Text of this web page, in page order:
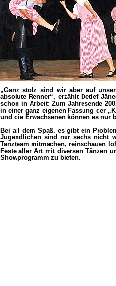
„Ganz stolz sind wir aber auf
absolute Renner“, erzählt Detlef
schon in Arbeit: Zum Jahresende
in einer ganz eigenen Fassung der
und die Erwachsenen können es nur
Bei all dem Spaß, es gibt ein
Jugendlichen sind nur sechs nicht
Tanzteam mitmachen, reinschauen
Feste aller Art mit diversen Tänzen
Showprogramm zu bieten.